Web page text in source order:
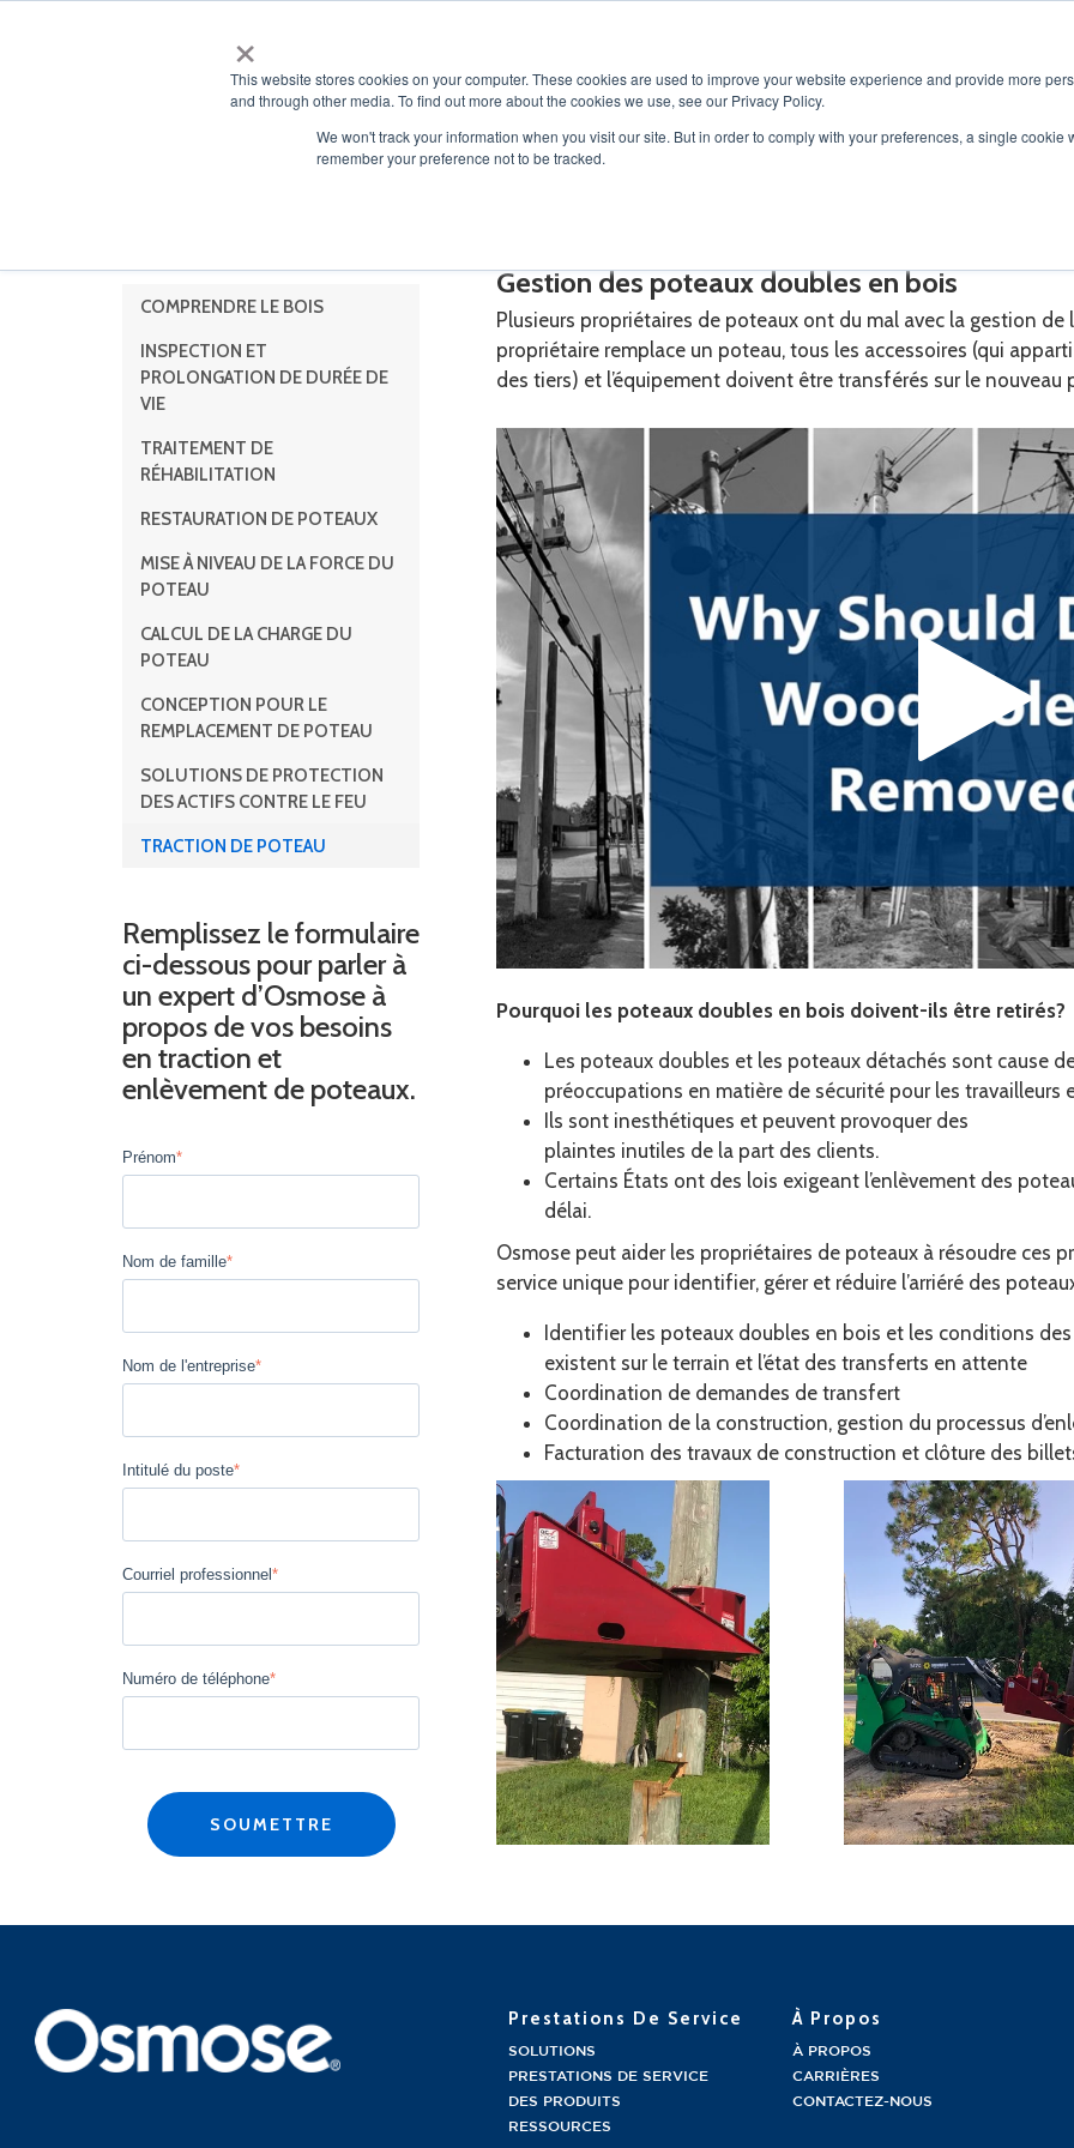
×
This website stores cookies on your computer. These cookies are used to improve your website experience and provide more
and through other media. To find out more about the cookies we use, see our Privacy Policy.
We won't track your information when you visit our site. But in order to comply with your preferences, a single cookie
remember your preference not to be tracked.
COMPRENDRE LE BOIS
INSPECTION ET
PROLONGATION DE DURÉE DE
VIE
TRAITEMENT DE
RÉHABILITATION
RESTAURATION DE POTEAUX
MISE À NIVEAU DE LA FORCE DU
POTEAU
CALCUL DE LA CHARGE DU
POTEAU
CONCEPTION POUR LE
REMPLACEMENT DE POTEAU
SOLUTIONS DE PROTECTION
DES ACTIFS CONTRE LE FEU
TRACTION DE POTEAU
Remplissez le formulaire
ci-dessous pour parler à
un expert d’Osmose à
propos de vos besoins
en traction et
enlèvement de poteaux.
Prénom*
Nom de famille*
Nom de l'entreprise*
Intitulé du poste*
Courriel professionnel *
Numéro de téléphone*
Gestion des poteaux doubles en bois
Plusieurs propriétaires de poteaux ont du mal avec la gestion
propriétaire remplace un poteau, tous les accessoires (qui
des tiers) et l’équipement doivent être transférés sur le nouveau
Pourquoi les poteaux doubles en bois doivent-ils être retirés?
Les poteaux doubles et les poteaux détachés sont cause
préoccupations en matière de sécurité pour les travailleurs
Ils sont inesthétiques et peuvent provoquer des
plaintes inutiles de la part des clients.
Certains États ont des lois exigeant l’enlèvement des
délai.
Osmose peut aider les propriétaires de poteaux à résoudre ces
service unique pour identifier, gérer et réduire l’arriéré des
Identifier les poteaux doubles en bois et les conditions
existent sur le terrain et l’état des transferts en attente
Coordination de demandes de transfert
Coordination de la construction, gestion du processus
Facturation des travaux de construction et clôture des
Prestations De Service
SOLUTIONS
PRESTATIONS DE SERVICE
DES PRODUITS
RESSOURCES
À Propos
À PROPOS
CARRIÈRES
CONTACTEZ-NOUS